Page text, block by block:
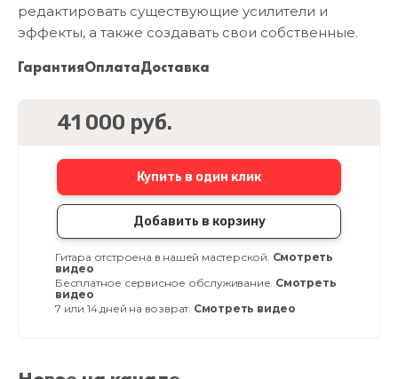
редактировать существующие усилители и
эффекты, а также создавать свои собственные.
ГарантияОплатаДоставка
41 000 руб.
Купить в один клик
Добавить в корзину
Гитара отстроена в нашей мастерской. Смотреть
видео
Бесплатное сервисное обслуживание. Смотреть
видео
7 или 14 дней на возврат. Смотреть видео